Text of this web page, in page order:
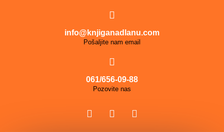
info@knjiganadlanu.com
Pošaljite nam email
061/656-09-88
Pozovite nas